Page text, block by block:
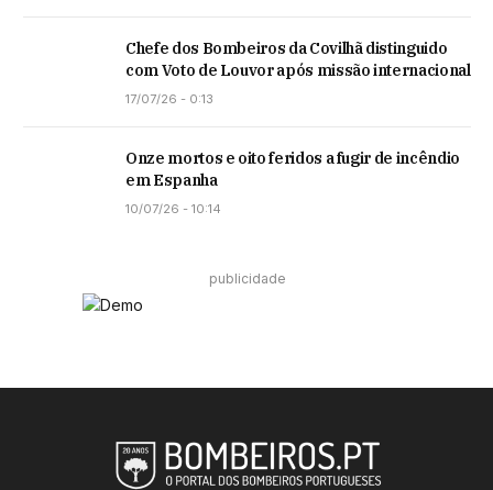
Chefe dos Bombeiros da Covilhã distinguido
com Voto de Louvor após missão internacional
17/07/26 - 0:13
Onze mortos e oito feridos a fugir de incêndio
em Espanha
10/07/26 - 10:14
publicidade